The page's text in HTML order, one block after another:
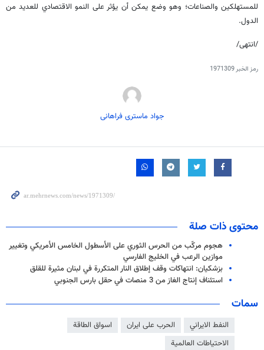
للمستهلكين والصناعات؛ وهو وضع يمكن أن يؤثر على النمو الاقتصادي للعديد من
الدول.
/انتهى/
رمز الخبر1971309
جواد ماستری فراهانی
محتوى ذات صلة
هجوم مركّب من الحرس الثوري على الأسطول الخامس الأمريكي وتغيير
موازين الرعب في الخليج الفارسي
بزشكيان: انتهاكات وقف إطلاق النار المتكررة في لبنان مثيرة للقلق
استئناف إنتاج الغاز من 3 منصات في حقل بارس الجنوبي
سمات
النفط الايراني الحرب على ايران
اسواق الطاقة
الاحتياطات العالمية